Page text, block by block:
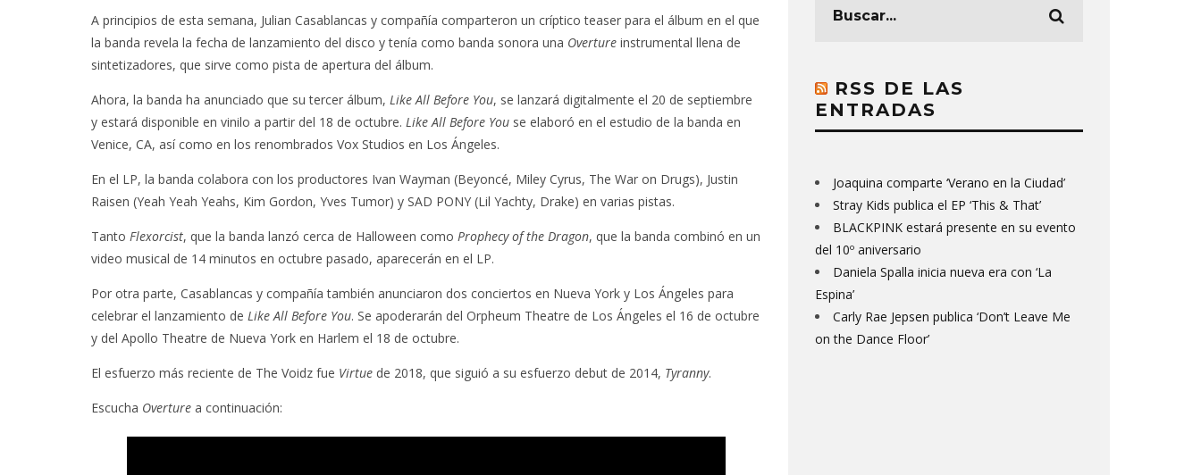
A principios de esta semana, Julian Casablancas y compañía comparteron un críptico teaser para el álbum en el que
la banda revela la fecha de lanzamiento del disco y tenía como banda sonora una Overture instrumental llena de
sintetizadores, que sirve como pista de apertura del álbum.
Ahora, la banda ha anunciado que su tercer álbum, Like All Before You, se lanzará digitalmente el 20 de septiembre
y estará disponible en vinilo a partir del 18 de octubre. Like All Before You se elaboró en el estudio de la banda en
Venice, CA, así como en los renombrados Vox Studios en Los Ángeles.
En el LP, la banda colabora con los productores Ivan Wayman (Beyoncé, Miley Cyrus, The War on Drugs), Justin
Raisen (Yeah Yeah Yeahs, Kim Gordon, Yves Tumor) y SAD PONY (Lil Yachty, Drake) en varias pistas.
Tanto Flexorcist, que la banda lanzó cerca de Halloween como Prophecy of the Dragon, que la banda combinó en un
video musical de 14 minutos en octubre pasado, aparecerán en el LP.
Por otra parte, Casablancas y compañía también anunciaron dos conciertos en Nueva York y Los Ángeles para
celebrar el lanzamiento de Like All Before You. Se apoderarán del Orpheum Theatre de Los Ángeles el 16 de octubre
y del Apollo Theatre de Nueva York en Harlem el 18 de octubre.
El esfuerzo más reciente de The Voidz fue Virtue de 2018, que siguió a su esfuerzo debut de 2014, Tyranny.
Escucha Overture a continuación:
RSS DE LAS
ENTRADAS
Joaquina comparte ‘Verano en la Ciudad’
Stray Kids publica el EP ‘This & That’
BLACKPINK estará presente en su evento
del 10º aniversario
Daniela Spalla inicia nueva era con ‘La
Espina’
Carly Rae Jepsen publica ‘Don’t Leave Me
on the Dance Floor’